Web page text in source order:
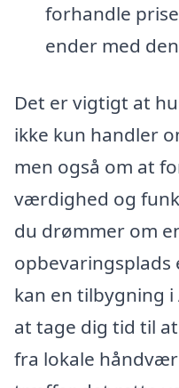
forhandle
ender med
Det er vigtigt at
ikke kun handler
men også om at
værdighed og
du drømmer om
kan en tilbygning
at tage dig tid til
fra lokale